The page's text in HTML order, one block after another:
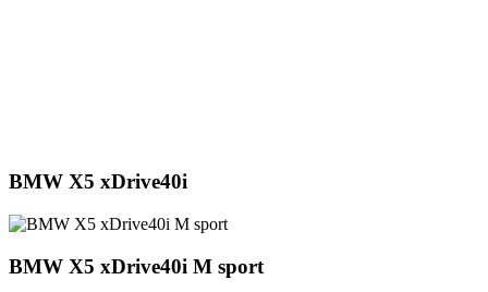
BMW X5 xDrive40i
BMW X5 xDrive40i M sport